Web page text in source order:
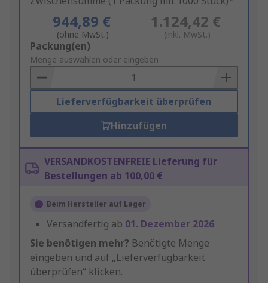
944,89 €
(ohne MwSt.)
1.124,42 €
(inkl. MwSt.)
Add
to
Basket
Packung(en)
Menge auswählen oder eingeben
Lieferverfügbarkeit überprüfen
Hinzufügen
VERSANDKOSTENFREIE Lieferung für
Bestellungen ab 100,00 €
Beim Hersteller auf Lager
Versandfertig ab 01. Dezember 2026
Sie benötigen mehr? Benötigte Menge
eingeben und auf „Lieferverfügbarkeit
überprüfen“ klicken.